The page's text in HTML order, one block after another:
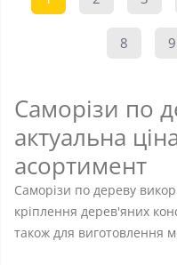
8 9
Саморізи по
актуальна
асортимент
Саморізи по дереву
кріплення дерев'яних
також для виготовлення